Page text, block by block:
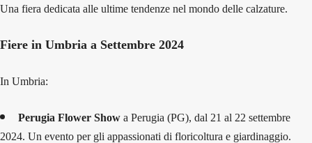
Una fiera dedicata alle ultime tendenze nel mondo delle calzature.
Fiere in Umbria a Settembre 2024
In Umbria:
Perugia Flower Show a Perugia (PG), dal 21 al 22 settembre
2024. Un evento per gli appassionati di floricoltura e giardinaggio.